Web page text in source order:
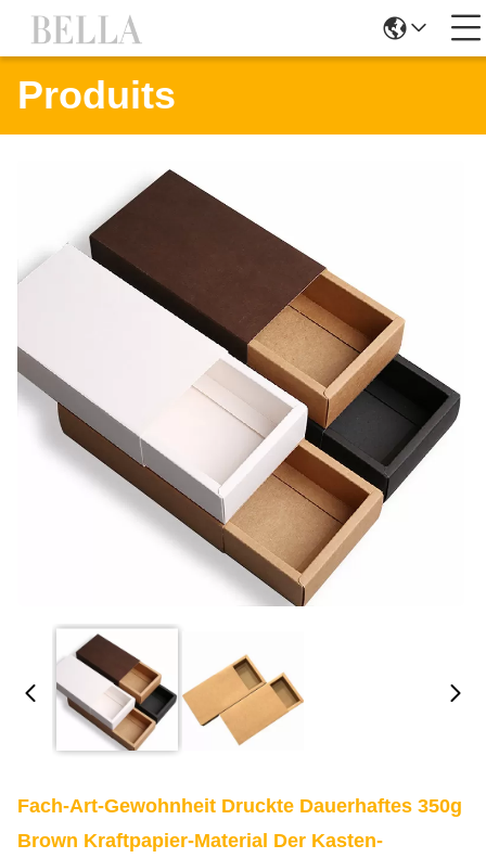
Produits
Fach-Art-Gewohnheit Druckte Dauerhaftes 350g
Brown Kraftpapier-Material Der Kasten-